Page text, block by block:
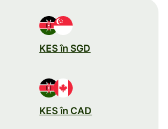
KES în SGD
KES în CAD